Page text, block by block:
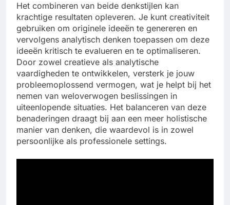
Het combineren van beide denkstijlen kan
krachtige resultaten opleveren. Je kunt creativiteit
gebruiken om originele ideeën te genereren en
vervolgens analytisch denken toepassen om deze
ideeën kritisch te evalueren en te optimaliseren.
Door zowel creatieve als analytische
vaardigheden te ontwikkelen, versterk je jouw
probleemoplossend vermogen, wat je helpt bij het
nemen van weloverwogen beslissingen in
uiteenlopende situaties. Het balanceren van deze
benaderingen draagt bij aan een meer holistische
manier van denken, die waardevol is in zowel
persoonlijke als professionele settings.